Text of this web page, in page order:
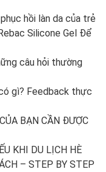
hồi làn da của trẻ
Silicone Gel Để
câu hỏi thường
gì? Feedback thực
BẠN CẦN ĐƯỢC
KHI DU LỊCH HÈ
– STEP BY STEP